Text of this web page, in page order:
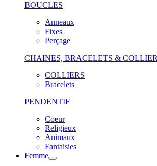
BOUCLES
Anneaux
Fixes
Perçage
CHAINES, BRACELETS &
COLLIERS
Bracelets
PENDENTIF
Coeur
Religieux
Animaux
Fantaisies
Femme